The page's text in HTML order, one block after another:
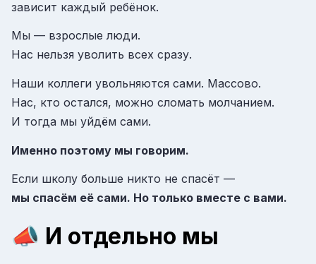
зависит каждый ребёнок.
Мы — взрослые люди.
Нас нельзя уволить всех сразу.
Наши коллеги увольняются сами. Массово.
Нас, кто остался, можно сломать молчанием.
И тогда мы уйдём сами.
Именно поэтому мы говорим.
Если школу больше никто не спасёт —
мы спасём её сами. Но только вместе с вами.
📣 И отдельно мы